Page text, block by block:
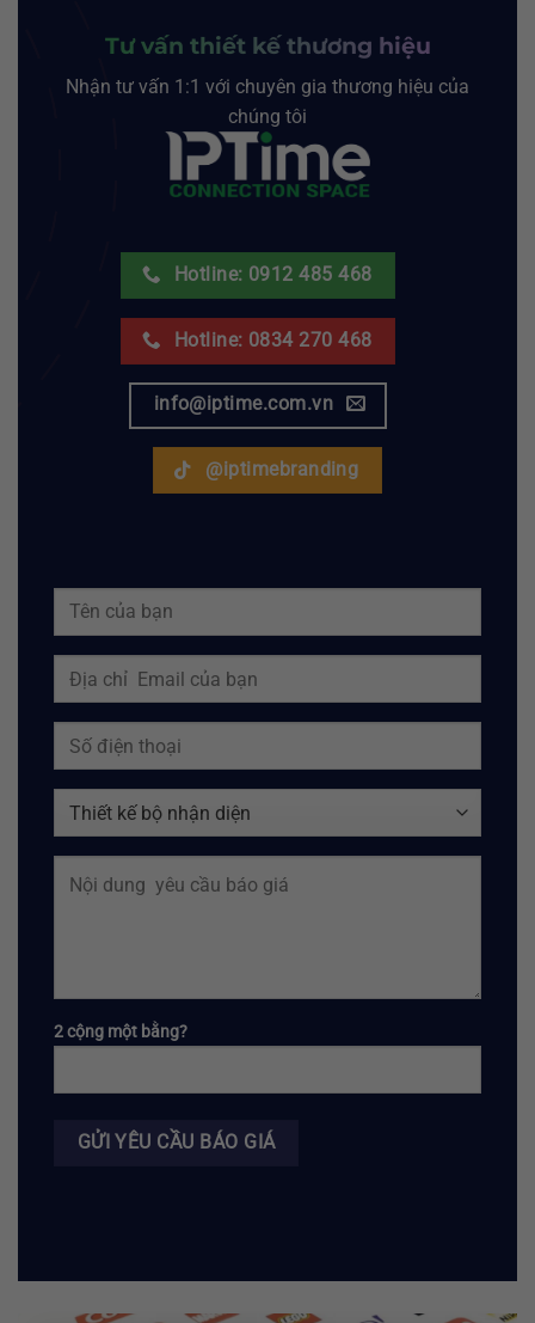
Tư vấn thiết kế thương hiệu
Nhận tư vấn 1:1 với chuyên gia thương hiệu của
chúng tôi
Hotline: 0912 485 468
Hotline: 0834 270 468
info@iptime.com.vn
@iptimebranding
2 cộng một bằng?